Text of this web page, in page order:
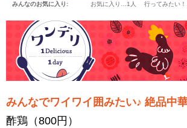
みんなのお気に入り: お気に入り… 1人 行ってみたい！
みんなでワイワイ囲みたい♪ 絶品中
酢鶏（800円）